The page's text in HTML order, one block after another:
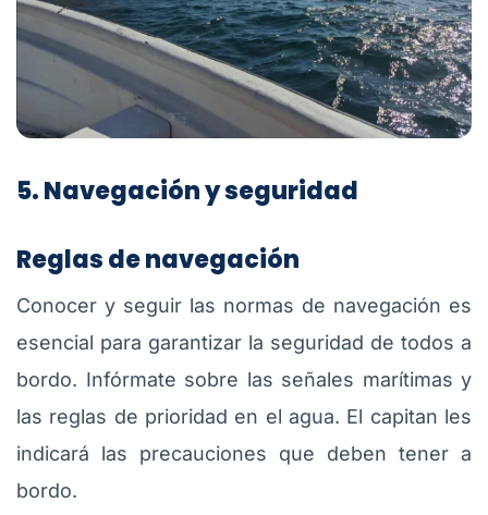
5. Navegación y seguridad
Reglas de navegación
Conocer y seguir las normas de navegación es
esencial para garantizar la seguridad de todos a
bordo. Infórmate sobre las señales marítimas y
las reglas de prioridad en el agua. El capitan les
indicará las precauciones que deben tener a
bordo.